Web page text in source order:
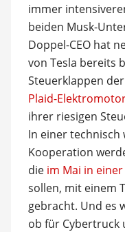
immer
beiden Musk-
Doppel-CEO hat
von Tesla bereits
Steuerklappen der
Plaid-
ihrer riesigen
In einer technisch
Kooperation
die im Mai in einer
sollen, mit einem
gebracht. Und es
ob für Cybertruck